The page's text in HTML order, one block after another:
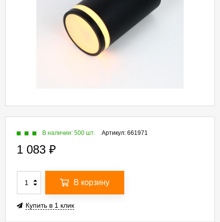
Артикул: 661971
В наличии: 500 шт.
1 083 ₽
В корзину
Купить в 1 клик